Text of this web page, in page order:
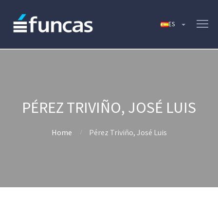
PÉREZ TRIVIÑO, JOSÉ LUIS
Home Pérez Triviño, José Luis